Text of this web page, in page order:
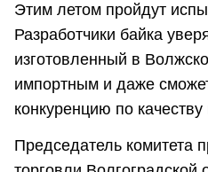
Этим летом пройдут
Разработчики байка
изготовленный в
импортным и даже
конкуренцию по качеству
Председатель комитета